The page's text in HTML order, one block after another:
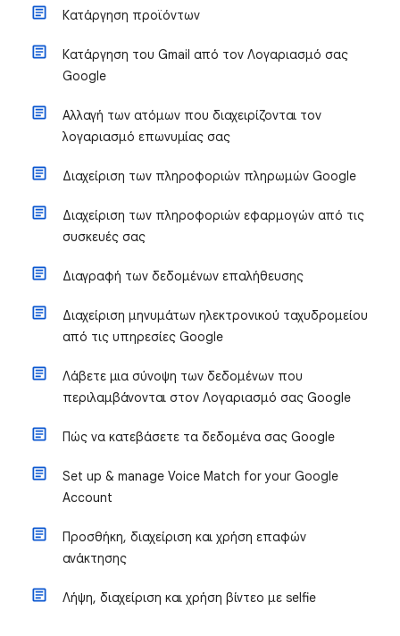
Κατάργηση προϊόντων
Κατάργηση του Gmail από τον Λογαριασμό σας
Google
Αλλαγή των ατόμων που διαχειρίζονται τον
λογαριασμό επωνυμίας σας
Διαχείριση των πληροφοριών πληρωμών Google
Διαχείριση των πληροφοριών εφαρμογών από τις
συσκευές σας
Διαγραφή των δεδομένων επαλήθευσης
Διαχείριση μηνυμάτων ηλεκτρονικού ταχυδρομείου
από τις υπηρεσίες Google
Λάβετε μια σύνοψη των δεδομένων που
περιλαμβάνονται στον Λογαριασμό σας Google
Πώς να κατεβάσετε τα δεδομένα σας Google
Set up & manage Voice Match for your Google
Account
Προσθήκη, διαχείριση και χρήση επαφών
ανάκτησης
Λήψη, διαχείριση και χρήση βίντεο με selfie